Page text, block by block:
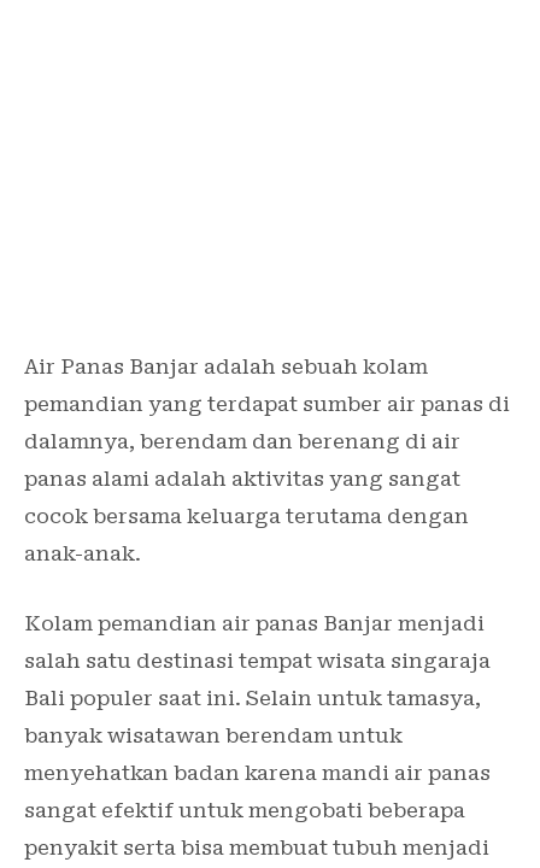
Air Panas Banjar adalah sebuah kolam
pemandian yang terdapat sumber air panas di
dalamnya, berendam dan berenang di air
panas alami adalah aktivitas yang sangat
cocok bersama keluarga terutama dengan
anak-anak.
Kolam pemandian air panas Banjar menjadi
salah satu destinasi tempat wisata singaraja
Bali populer saat ini. Selain untuk tamasya,
banyak wisatawan berendam untuk
menyehatkan badan karena mandi air panas
sangat efektif untuk mengobati beberapa
penyakit serta bisa membuat tubuh menjadi